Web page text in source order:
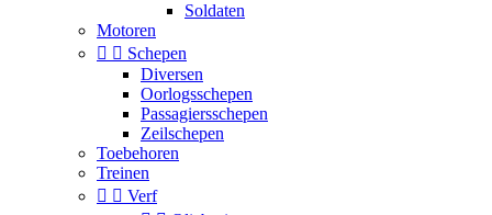
Soldaten
Motoren
  Schepen
Diversen
Oorlogsschepen
Passagiersschepen
Zeilschepen
Toebehoren
Treinen
  Verf